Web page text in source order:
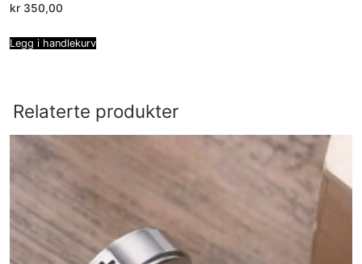
kr 350,00
Legg i handlekurv
Relaterte produkter